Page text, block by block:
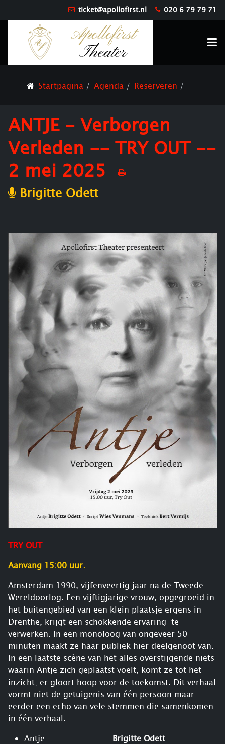
ticket@apollofirst.nl 020 6 79 79 71
Startpagina Agenda Reserveren
ANTJE - Verborgen
Verleden -- TRY OUT --
2 mei 2025
Brigitte Odett
TRY OUT
Aanvang 15:00 uur.
Amsterdam 1990, vijfenveertig jaar na de Tweede
Wereldoorlog. Een vijftigjarige vrouw, opgegroeid in
het buitengebied van een klein plaatsje ergens in
Drenthe, krijgt een schokkende ervaring te
verwerken. In een monoloog van ongeveer 50
minuten maakt ze haar publiek hier deelgenoot van.
In een laatste scène van het alles overstijgende niets
waarin Antje zich geplaatst voelt, komt ze tot het
inzicht; er gloort hoop voor de toekomst. Dit verhaal
vormt niet de getuigenis van één persoon maar
eerder een echo van vele stemmen die samenkomen
in één verhaal.
Antje: Brigitte Odett